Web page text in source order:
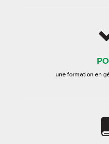
une formation en